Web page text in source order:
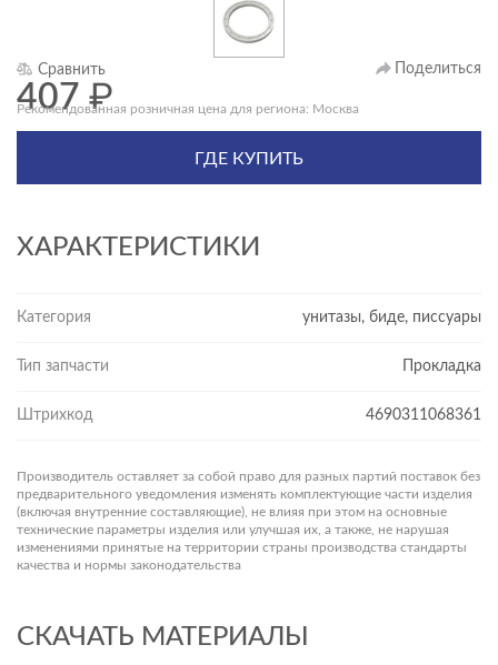
Сравнить Поделиться
407₽
Рекомендованная розничная цена для региона: Москва
ГДЕ КУПИТЬ
ХАРАКТЕРИСТИКИ
Категория унитазы, биде, писсуары
Тип запчасти Прокладка
Штрихкод 4690311068361
Производитель оставляет за собой право для разных партий поставок без
предварительного уведомления изменять комплектующие части изделия
(включая внутренние составляющие), не влияя при этом на основные
технические параметры изделия или улучшая их, а также, не нарушая
изменениями принятые на территории страны производства стандарты
качества и нормы законодательства
СКАЧАТЬ МАТЕРИАЛЫ